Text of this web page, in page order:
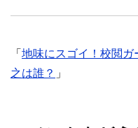
「 地味にスゴイ！校閲ガ
之は誰？ 」